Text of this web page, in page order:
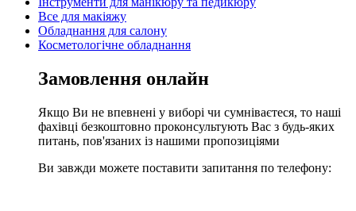
Все для макіяжу
Обладнання для салону
Косметологічне обладнання
Замовлення онлайн
Якщо Ви не впевнені у виборі чи сумніваєтеся, то наші
фахівці безкоштовно проконсультують Вас з будь-яких
питань, пов'язаних із нашими пропозиціями
Ви завжди можете поставити запитання по телефону: